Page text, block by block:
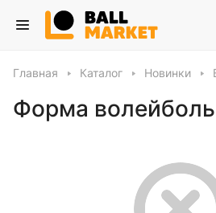
Главная Каталог Новинки
Форма